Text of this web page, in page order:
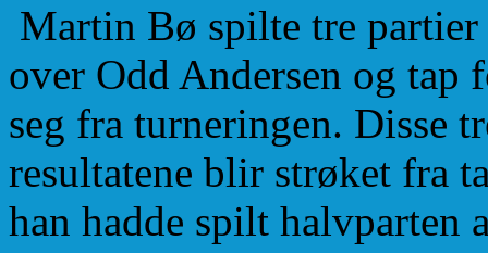
Martin Bø spilte tre partier
over Odd Andersen og
seg fra turneringen. Disse
resultatene blir strøket fra
han hadde spilt halvparten